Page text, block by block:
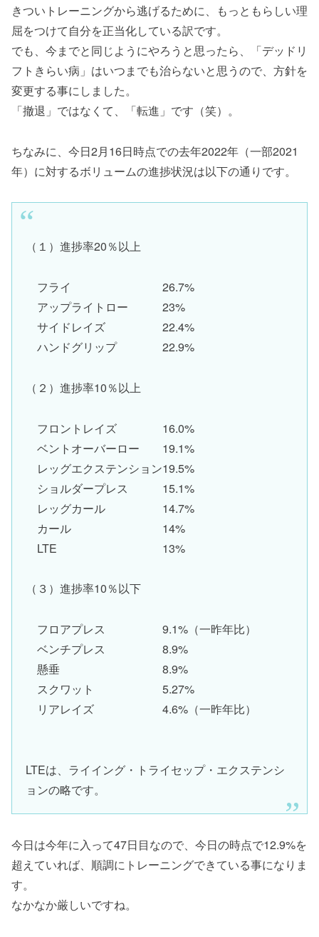
きついトレーニングから逃げるために、もっともらしい理
屈をつけて自分を正当化している訳です。
でも、今までと同じようにやろうと思ったら、「デッドリ
フトきらい病」はいつまでも治らないと思うので、方針を
変更する事にしました。
「撤退」ではなくて、「転進」です（笑）。
ちなみに、今日2月16日時点での去年2022年（一部2021
年）に対するボリュームの進捗状況は以下の通りです。
（１）進捗率20％以上
フライ 26.7%
アップライトロー 23%
サイドレイズ 22.4%
ハンドグリップ 22.9%
（２）進捗率10％以上
フロントレイズ 16.0%
ベントオーバーロー 19.1%
レッグエクステンション19.5%
ショルダープレス 15.1%
レッグカール 14.7%
カール 14%
LTE 13%
（３）進捗率10％以下
フロアプレス 9.1%（一昨年比）
ベンチプレス 8.9%
懸垂 8.9%
スクワット 5.27%
リアレイズ 4.6%（一昨年比）
LTEは、ライイング・トライセップ・エクステンシ
ョンの略です。
今日は今年に入って47日目なので、今日の時点で12.9%を
超えていれば、順調にトレーニングできている事になりま
す。
なかなか厳しいですね。